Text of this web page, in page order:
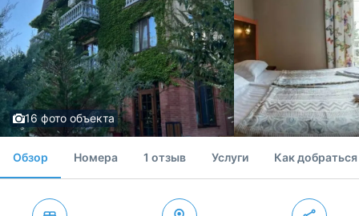
16 фото объекта
Обзор Номера 1 отзыв Услуги Как